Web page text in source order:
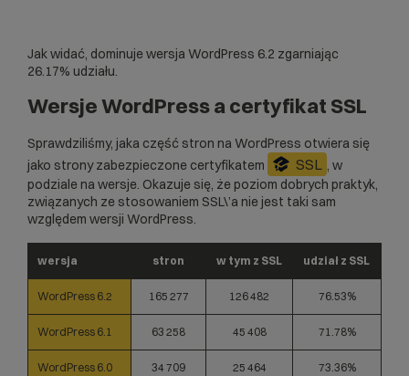
Jak widać, dominuje wersja WordPress 6.2 zgarniając
26.17% udziału.
Wersje WordPress a certyfikat SSL
Sprawdziliśmy, jaka część stron na WordPress otwiera się
jako strony zabezpieczone certyfikatem
SSL , w
podziale na wersje. Okazuje się, że poziom dobrych praktyk,
związanych ze stosowaniem SSL\’a nie jest taki sam
względem wersji WordPress.
wersja stron w tym z SSL udział z SSL
WordPress 6.2 165 277 126 482 76.53%
WordPress 6.1 63 258 45 408 71.78%
WordPress 6.0 34 709 25 464 73.36%